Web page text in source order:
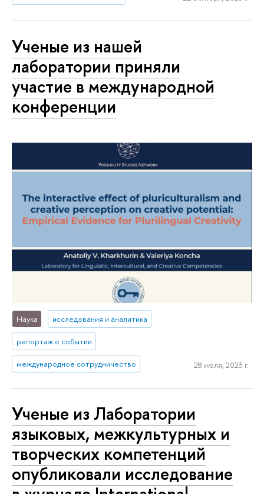
Ученые из нашей
лаборатории приняли
участие в международной
конференции
Наука исследования и аналитика
репортаж о событии
международное сотрудничество 28 июля, 2023 г.
Ученые из Лаборатории
языковых, межкультурных и
творческих компетенций
опубликовали исследование